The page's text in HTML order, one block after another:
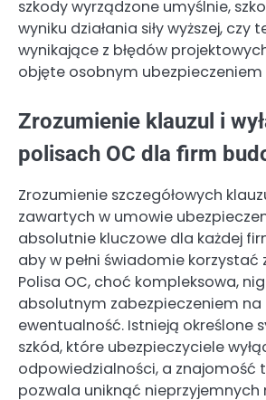
szkody wyrządzone umyślnie,
wyniku działania siły wyższej, czy
wynikające z błędów
objęte osobnym
Zrozumienie klauzul i
polisach OC dla firm
Zrozumienie szczegółowych
zawartych w umowie
absolutnie kluczowe dla każdej
aby w pełni świadomie korzystać
Polisa OC, choć kompleksowa,
absolutnym zabezpieczeniem na
ewentualność. Istnieją określone
szkód, które ubezpieczyciele
odpowiedzialności, a znajomość
pozwala uniknąć nieprzyjemnych